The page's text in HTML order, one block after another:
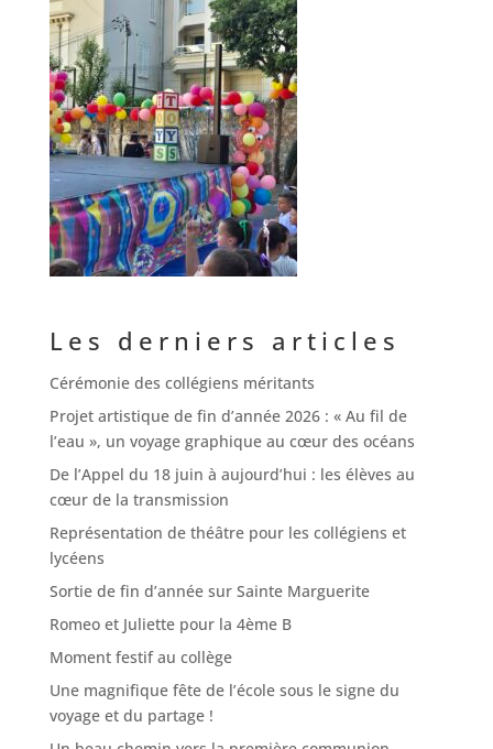
Les derniers articles
Cérémonie des collégiens méritants
Projet artistique de fin d’année 2026 : « Au fil de
l’eau », un voyage graphique au cœur des océans
De l’Appel du 18 juin à aujourd’hui : les élèves au
cœur de la transmission
Représentation de théâtre pour les collégiens et
lycéens
Sortie de fin d’année sur Sainte Marguerite
Romeo et Juliette pour la 4ème B
Moment festif au collège
Une magnifique fête de l’école sous le signe du
voyage et du partage !